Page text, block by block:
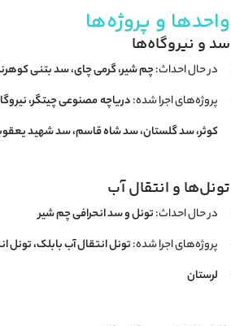
واحدها و پروژه‌ها
سد و نیروگاه‌ها
در حال احداث:چم شیر، گرمی چای، سد بتنی
پروژه‌های اجرا شده:
کوثر، سد گلستان، سد شاه قاسم، سد شهید یعقوبی، سد ۱۵
تونل‌ها و انتقال آب
در حال احداث:تونل و سد انحرافی چم شیر
پروژه‌های اجرا شده:تونل انتقال آب بابلک، تونل
لرستان